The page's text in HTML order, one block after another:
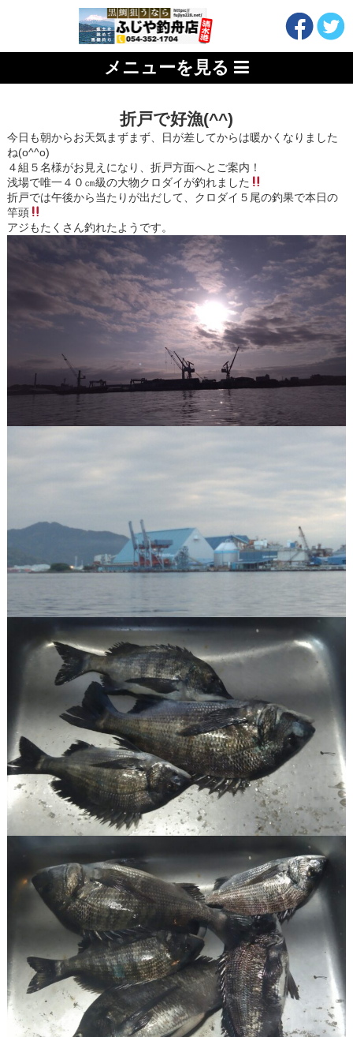
メニューを見る
折戸で好漁(^^)
今日も朝からお天気まずまず、日が差してからは暖かくなりました
ね(o^^o)
４組５名様がお見えになり、折戸方面へとご案内！
浅場で唯一４０㎝級の大物クロダイが釣れました
折戸では午後から当たりが出だして、クロダイ５尾の釣果で本日の
竿頭
アジもたくさん釣れたようです。